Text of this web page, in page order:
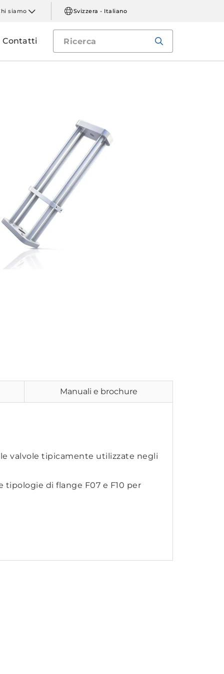
siamo Svizzera - Italiano
Contatti
Manuali e brochure
valvole tipicamente utilizzate negli
tipologie di flange F07 e F10 per